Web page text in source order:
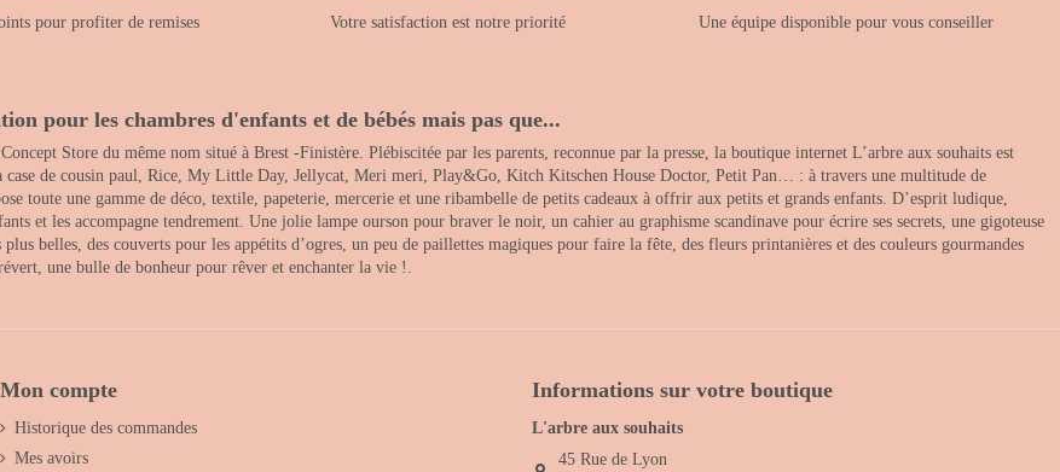
pour profiter de remises Votre satisfaction est notre priorité Une équipe disponible pour vous conseiller
pour les chambres d'enfants et de bébés mais pas que...
Store du même nom situé à Brest -Finistère. Plébiscitée par les parents, reconnue par la presse, la boutique internet L’arbre aux souhaits est
case de cousin paul, Rice, My Little Day, Jellycat, Meri meri, Play&Go, Kitch Kitschen House Doctor, Petit Pan… : à travers une multitude de
toute une gamme de déco, textile, papeterie, mercerie et une ribambelle de petits cadeaux à offrir aux petits et grands enfants. D’esprit ludique,
et les accompagne tendrement. Une jolie lampe ourson pour braver le noir, un cahier au graphisme scandinave pour écrire ses secrets, une gigoteuse
belles, des couverts pour les appétits d’ogres, un peu de paillettes magiques pour faire la fête, des fleurs printanières et des couleurs gourmandes
une bulle de bonheur pour rêver et enchanter la vie !.
Mon compte
Historique des commandes
Mes avoirs
Informations sur votre boutique
L'arbre aux souhaits
45 Rue de Lyon